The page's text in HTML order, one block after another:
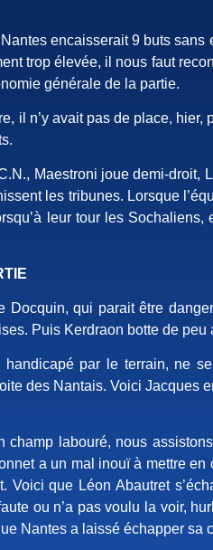
encaisserait 9 buts
trop élevée, il nous faut
générale de la partie.
il n’y avait pas de place,
Maestroni joue demi-
les tribunes. Lorsque
leur tour les
qui parait être
Puis Kerdraon botte de
par le terrain, ne
des Nantais. Voici Jacques
labouré, nous
a un mal inouï à mettre
que Léon Abautret
ou n’a pas voulu la voir,
Nantes a laissé échapper sa